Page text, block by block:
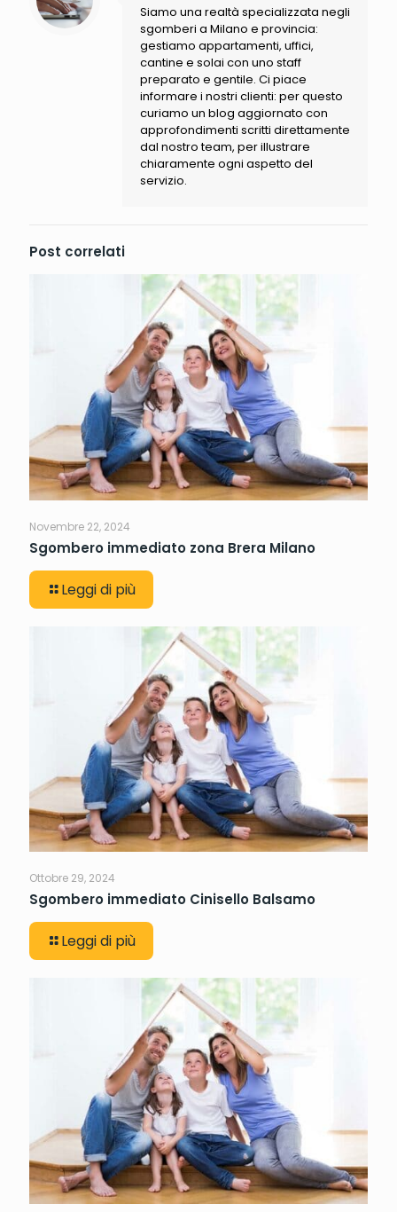
Siamo una realtà specializzata negli
sgomberi a Milano e provincia:
gestiamo appartamenti, uffici,
cantine e solai con uno staff
preparato e gentile. Ci piace
informare i nostri clienti: per questo
curiamo un blog aggiornato con
approfondimenti scritti direttamente
dal nostro team, per illustrare
chiaramente ogni aspetto del
servizio.
Post correlati
Novembre 22, 2024
Sgombero immediato zona Brera Milano
Leggi di più
Ottobre 29, 2024
Sgombero immediato Cinisello Balsamo
Leggi di più